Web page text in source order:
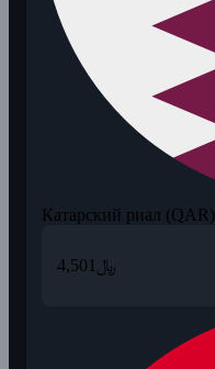
Катарский риал (QAR)
4,501 ﷼